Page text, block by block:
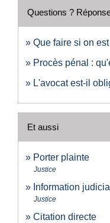
Questions ?
Que faire si on
Procès pénal :
L'avocat est-il
Et aussi
Porter plainte
Justice
Information
Justice
Citation directe